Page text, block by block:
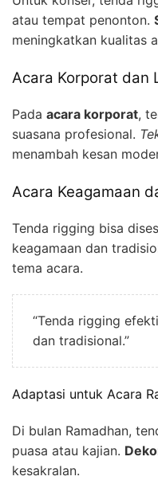
atau tempat penonton.
meningkatkan kualitas
Acara Korporat dan
Pada acara korporat,
suasana profesional.
menambah kesan
Acara Keagamaan
Tenda rigging bisa
keagamaan dan
tema acara.
“Tenda rigging
dan tradisional.”
Adaptasi untuk Acara
Di bulan Ramadhan,
puasa atau kajian.
kesakralan.